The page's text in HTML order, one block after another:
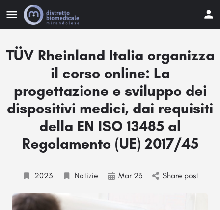
TÜV Rheinland Italia organizza
il corso online: La
progettazione e sviluppo dei
dispositivi medici, dai requisiti
della EN ISO 13485 al
Regolamento (UE) 2017/45
2023 Notizie Mar 23 Share post